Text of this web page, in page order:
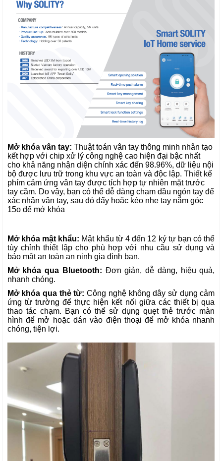
Mở khóavân tay: Thuật toán vân tay thông minh nhân tạo
kết hợp với chip xử lý công nghệ cao hiện đại bậc nhất
cho khả năng nhận diện chính xác đến 98.96%, dữ liệu nội
bộ được lưu trữ trong khu vực an toàn và độc lập. Thiết kế
phím cảm ứng vân tay được tích hợp tự nhiên mặt trước
tay cầm. Do vậy, bạn có thể dễ dàng chạm dầu ngón tay để
xác nhận vân tay, sau đó đẩy hoặc kéo nhẹ tay nắm góc
15o để mở khóa
Mở khóa mật khẩu: Mật khẩu từ 4 đến 12 ký tự bạn có thể
tùy chỉnh thiết lập cho phù hợp với nhu cầu sử dụng và
bảo mật an toàn an ninh gia đình bạn.
Mở khóa qua Bluetooth: Đơn giản, dễ dàng, hiệu quả,
nhanh chóng.
Mở khóa qua thẻ từ: Công nghệ không dây sử dụng cảm
ứng từ trường để thực hiện kết nối giữa các thiết bị qua
thao tác chạm. Bạn có thể sử dụng quẹt thẻ trước màn
hình để mở hoặc dán vào điện thoại để mở khóa nhanh
chóng, tiện lợi.